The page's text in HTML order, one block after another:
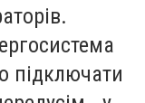
підключати